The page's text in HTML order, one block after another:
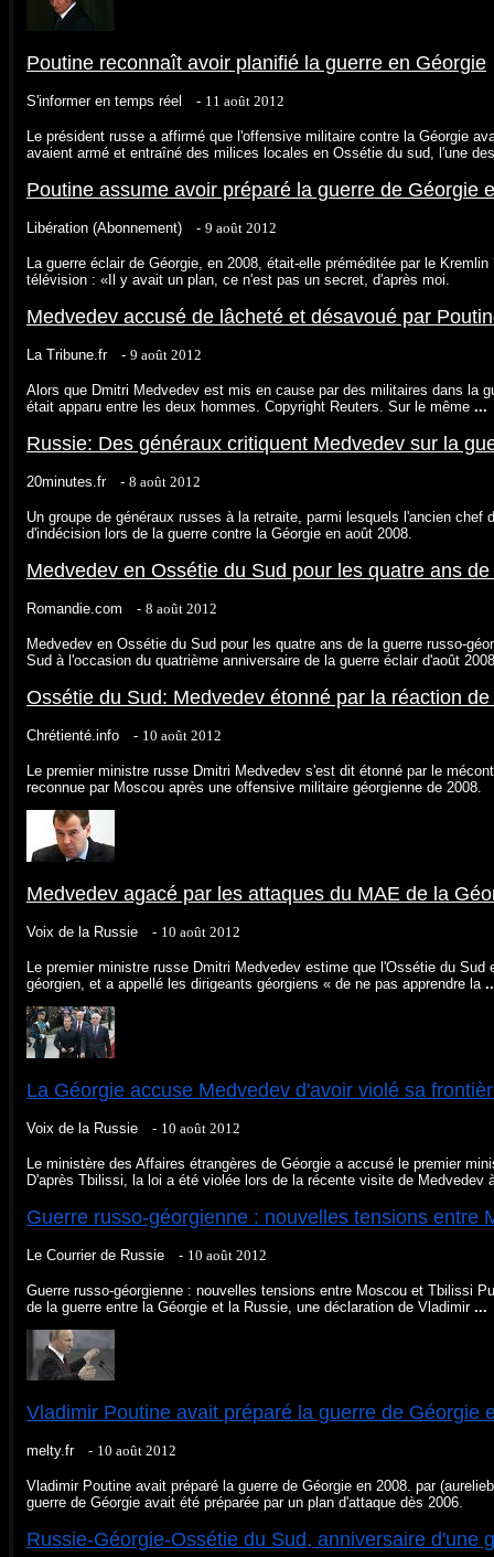
Poutine reconnaît avoir planifié la guerre en Géorgie
S'informer en temps réel - ‎11 août 2012‎
Le président russe a affirmé que l'offensive militaire contre la Géorgie
avaient armé et entraîné des milices locales en Ossétie du sud, l'une
Poutine assume avoir préparé la guerre de Géorgie
Libération (Abonnement) - ‎9 août 2012‎
La guerre éclair de Géorgie, en 2008, était-elle préméditée par le
télévision : «Il y avait un plan, ce n'est pas un secret, d'après moi.
Medvedev accusé de lâcheté et désavoué par
La Tribune.fr - ‎9 août 2012‎
Alors que Dmitri Medvedev est mis en cause par des militaires dans la
était apparu entre les deux hommes. Copyright Reuters. Sur le même ...
Russie: Des généraux critiquent Medvedev sur la
20minutes.fr - ‎8 août 2012‎
Un groupe de généraux russes à la retraite, parmi lesquels l'ancien
d'indécision lors de la guerre contre la Géorgie en août 2008.
Medvedev en Ossétie du Sud pour les quatre ans
Romandie.com - ‎8 août 2012‎
Medvedev en Ossétie du Sud pour les quatre ans de la guerre russo-
Sud à l'occasion du quatrième anniversaire de la guerre éclair d'août
Ossétie du Sud: Medvedev étonné par la réaction
Chrétienté.info - ‎10 août 2012‎
Le premier ministre russe Dmitri Medvedev s'est dit étonné par le
reconnue par Moscou après une offensive militaire géorgienne de 2008.
Medvedev agacé par les attaques du MAE de la
Voix de la Russie - ‎10 août 2012‎
Le premier ministre russe Dmitri Medvedev estime que l'Ossétie du
géorgien, et a appellé les dirigeants géorgiens « de ne pas apprendre la
La Géorgie accuse Medvedev d'avoir violé sa
Voix de la Russie - ‎10 août 2012‎
Le ministère des Affaires étrangères de Géorgie a accusé le premier
D'après Tbilissi, la loi a été violée lors de la récente visite de Medvedev
Guerre russo-géorgienne : nouvelles tensions entre
Le Courrier de Russie - 10 août 2012‎
Guerre russo-géorgienne : nouvelles tensions entre Moscou et Tbilissi
de la guerre entre la Géorgie et la Russie, une déclaration de Vladimir ...
Vladimir Poutine avait préparé la guerre de Géorgie
melty.fr - ‎10 août 2012‎
Vladimir Poutine avait préparé la guerre de Géorgie en 2008. par
guerre de Géorgie avait été préparée par un plan d'attaque dès 2006.
Russie-Géorgie-Ossétie du Sud, anniversaire d'une